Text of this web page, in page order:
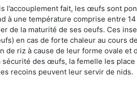
l’accouplement fait, les œufs sont
à une température comprise entre
de la maturité de ses oeufs. Ces
en cas de forte chaleur au cours
de riz à cause de leur forme ovale
sécurité des œufs, la femelle les
recoins peuvent leur servir de nids.